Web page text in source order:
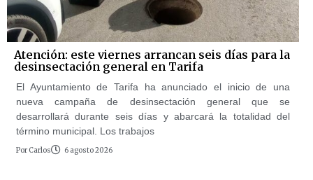
Atención: este viernes arrancan seis días para la
desinsectación general en Tarifa
El Ayuntamiento de Tarifa ha anunciado el inicio de una
nueva campaña de desinsectación general que se
desarrollará durante seis días y abarcará la totalidad del
término municipal. Los trabajos
Por Carlos 6 agosto 2026